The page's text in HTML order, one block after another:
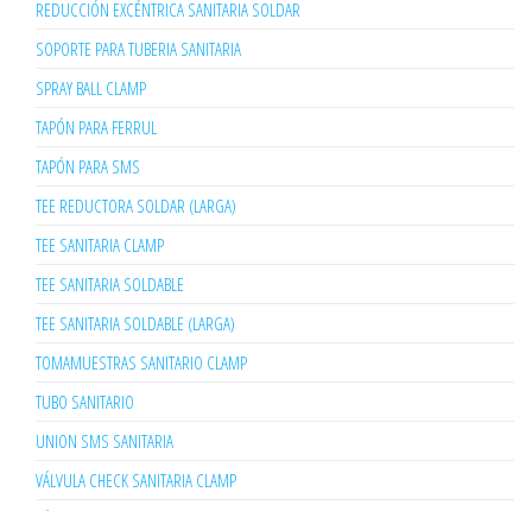
REDUCCIÓN EXCÉNTRICA SANITARIA SOLDAR
SOPORTE PARA TUBERIA SANITARIA
SPRAY BALL CLAMP
TAPÓN PARA FERRUL
TAPÓN PARA SMS
TEE REDUCTORA SOLDAR (LARGA)
TEE SANITARIA CLAMP
TEE SANITARIA SOLDABLE
TEE SANITARIA SOLDABLE (LARGA)
TOMAMUESTRAS SANITARIO CLAMP
TUBO SANITARIO
UNION SMS SANITARIA
VÁLVULA CHECK SANITARIA CLAMP